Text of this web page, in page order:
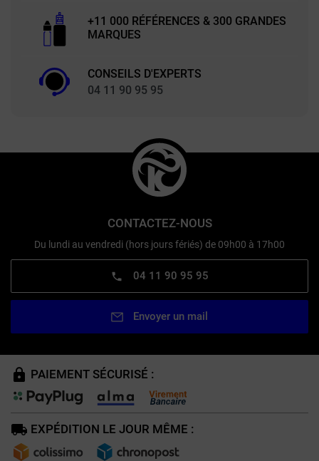
+11 000 RÉFÉRENCES & 300 GRANDES
MARQUES
CONSEILS D'EXPERTS
04 11 90 95 95
CONTACTEZ-NOUS
Du lundi au vendredi (hors jours fériés) de 09h00 à 17h00
04 11 90 95 95
Envoyer un mail
PAIEMENT SÉCURISÉ :
EXPÉDITION LE JOUR MÊME :